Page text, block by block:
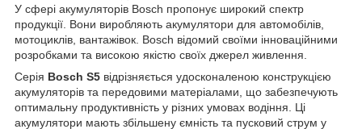
У сфері акумуляторів Bosch пропонує широкий спектр
продукції. Вони виробляють акумулятори для автомобілів,
мотоциклів, вантажівок. Bosch відомий своїми інноваційними
розробками та високою якістю своїх джерел живлення.
Серія Bosch S5 відрізняється удосконаленою конструкцією
акумуляторів та передовими матеріалами, що забезпечують
оптимальну продуктивність у різних умовах водіння. Ці
акумулятори мають збільшену ємність та пусковий струм у